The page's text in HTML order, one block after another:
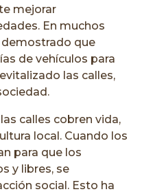
mejorar
En muchos
demostrado que
de vehículos para
las calles,
calles cobren vida,
local. Cuando los
para que los
y libres, se
social. Esto ha